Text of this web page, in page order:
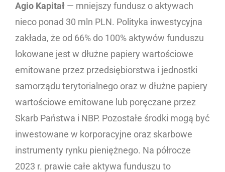
Agio Kapitał — mniejszy fundusz o aktywach
nieco ponad 30 mln PLN. Polityka inwestycyjna
zakłada, że od 66% do 100% aktywów funduszu
lokowane jest w dłużne papiery wartościowe
emitowane przez przedsiębiorstwa i jednostki
samorządu terytorialnego oraz w dłużne papiery
wartościowe emitowane lub poręczane przez
Skarb Państwa i NBP. Pozostałe środki mogą być
inwestowane w korporacyjne oraz skarbowe
instrumenty rynku pieniężnego. Na półrocze
2023 r. prawie całe aktywa funduszu to